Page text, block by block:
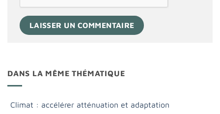
DANS LA MÊME THÉMATIQUE
Climat : accélérer atténuation et adaptation